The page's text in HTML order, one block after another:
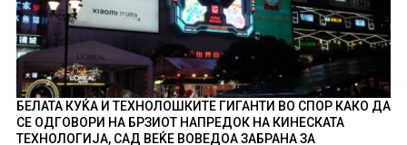
БЕЛАТА КУЌА И ТЕХНОЛОШКИТЕ ГИГАНТИ ВО СПОР КАКО ДА
СЕ ОДГОВОРИ НА БРЗИОТ НАПРЕДОК НА КИНЕСКАТА
ТЕХНОЛОГИЈА, САД ВЕЌЕ ВОВЕДОА ЗАБРАНА ЗА